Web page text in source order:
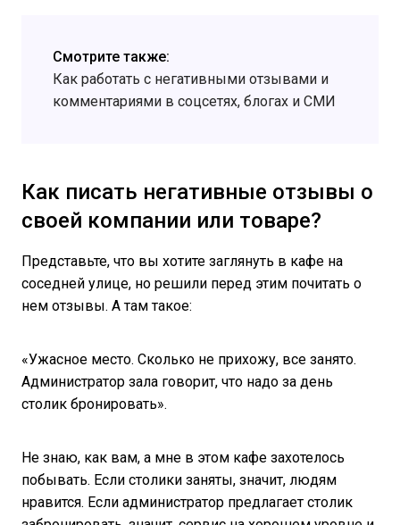
Смотрите также:
Как работать с негативными отзывами и
комментариями в соцсетях, блогах и СМИ
Как писать негативные отзывы о
своей компании или товаре?
Представьте, что вы хотите заглянуть в кафе на
соседней улице, но решили перед этим почитать о
нем отзывы. А там такое:
«Ужасное место. Сколько не прихожу, все занято.
Администратор зала говорит, что надо за день
столик бронировать».
Не знаю, как вам, а мне в этом кафе захотелось
побывать. Если столики заняты, значит, людям
нравится. Если администратор предлагает столик